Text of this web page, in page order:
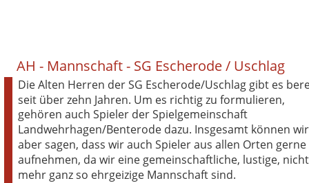
Die Alten Herren der SG Escherode/Uschlag gibt es
seit über zehn Jahren. Um es richtig zu formulieren,
gehören auch Spieler der Spielgemeinschaft
Landwehrhagen/Benterode dazu. Insgesamt können
aber sagen, dass wir auch Spieler aus allen Orten gerne
aufnehmen, da wir eine gemeinschaftliche, lustige,
mehr ganz so ehrgeizige Mannschaft sind.
AH - Mannschaft - SG Escherode / Uschlag